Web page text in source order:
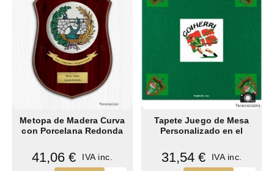
Metopa de Madera Curva
con Porcelana Redonda
41,06 € IVA inc.
Tapete Juego de Mesa
Personalizado en el
31,54 € IVA inc.